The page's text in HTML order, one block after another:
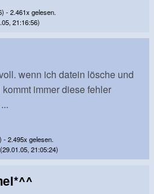
- 2.461x gelesen.
21:16:56)
wenn ich datein lösche und
immer diese fehler
- 2.495x gelesen.
21:05:24)